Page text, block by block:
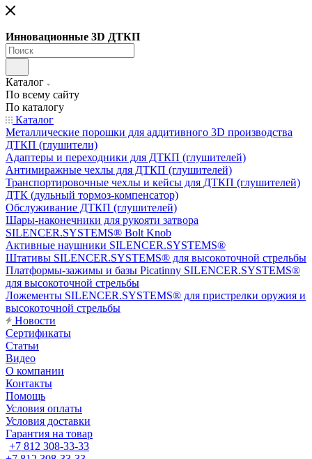
Инновационные 3D ДТКП
Каталог
По всему сайту
По каталогу
Каталог
Металлические порошки для аддитивного 3D производства
ДТКП (глушители)
Адаптеры и переходники для ДТКП (глушителей)
Антимиражные чехлы для ДТКП (глушителей)
Транспортировочные чехлы и кейсы для ДТКП (глушителей)
ДТК (дульный тормоз-компенсатор)
Обслуживание ДТКП (глушителей)
Шары-наконечники для рукояти затвора
SILENCER.SYSTEMS® Bolt Knob
Активные наушники SILENCER.SYSTEMS®
Штативы SILENCER.SYSTEMS® для высокоточной стрельбы
Платформы-зажимы и базы Picatinny SILENCER.SYSTEMS®
для высокоточной стрельбы
Ложементы SILENCER.SYSTEMS® для пристрелки оружия и
высокоточной стрельбы
Новости
Сертификаты
Статьи
Видео
О компании
Контакты
Помощь
Условия оплаты
Условия доставки
Гарантия на товар
+7 812 308-33-33